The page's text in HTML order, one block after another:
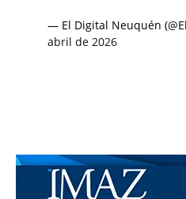
— El Digital Neuquén
abril de 2026